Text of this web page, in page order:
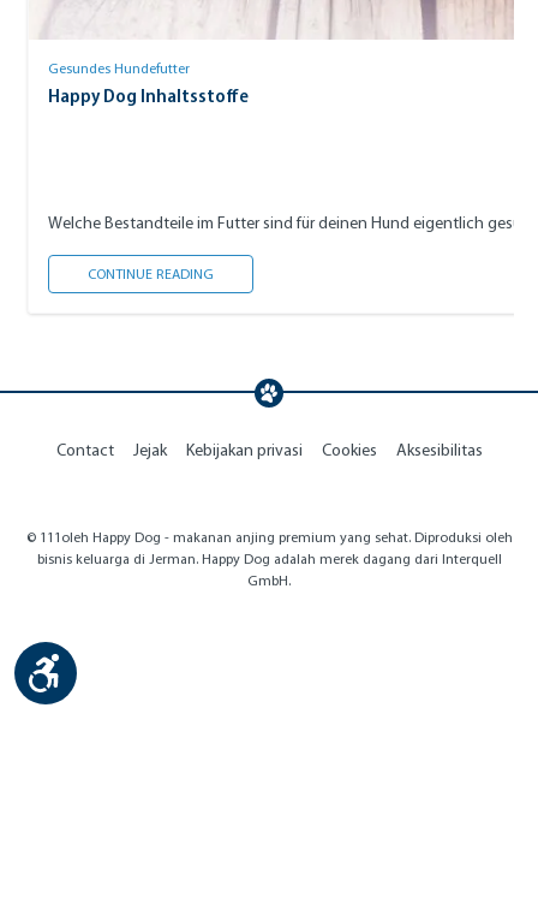
Gesundes Hundefutter
Happy Dog Inhaltsstoffe
Welche Bestandteile im Futter sind für deinen Hund eigentlich
CONTINUE READING
Contact Jejak Kebijakan privasi Cookies Aksesibilitas
© 111oleh Happy Dog - makanan anjing premium yang sehat. Diproduksi oleh
bisnis keluarga di Jerman. Happy Dog adalah merek dagang dari Interquell
GmbH.
Show toolbar